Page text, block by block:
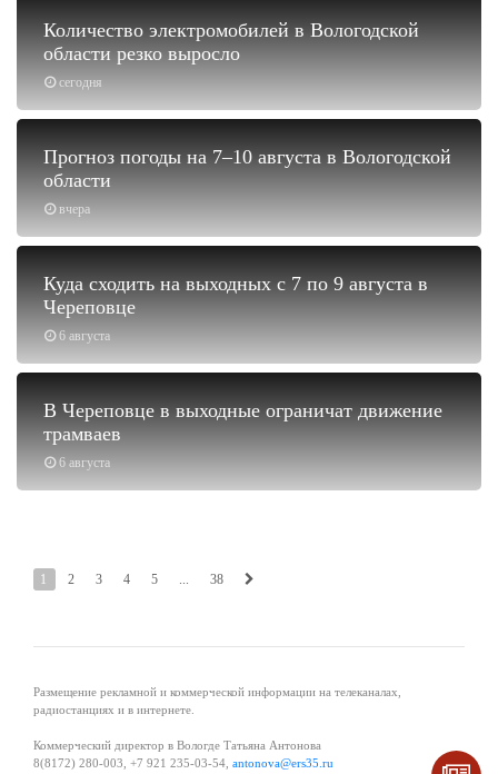
сегодня
Количество электромобилей в Вологодской
области резко выросло
вчера
Прогноз погоды на 7–10 августа в Вологодской
области
6 августа
Куда сходить на выходных с 7 по 9 августа в
Череповце
6 августа
В Череповце в выходные ограничат движение
трамваев
1 2 3 4 5 38
Размещение рекламной и коммерческой информации на телеканалах,
радиостанциях и в интернете.
Коммерческий директор в Вологде Татьяна Антонова
8(8172) 280-003, +7 921 235-03-54, antonova@ers35.ru